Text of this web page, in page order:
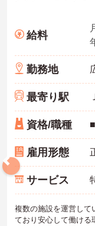
給料
勤務地
最寄り駅
資格/職種
雇用形態
サービス
複数の施設を運営して
ており安心して働ける